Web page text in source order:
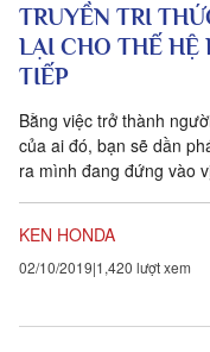
TRUYỀN TRI
LẠI CHO THẾ HỆ
TIẾP
Bằng việc trở thành
của ai đó, bạn sẽ dần
ra mình đang đứng vào
vui, lòng tin yêu, sự nghi
và cả niềm hạnh phúc
KEN HONDA
02/10/2019 1,420 lượt xem